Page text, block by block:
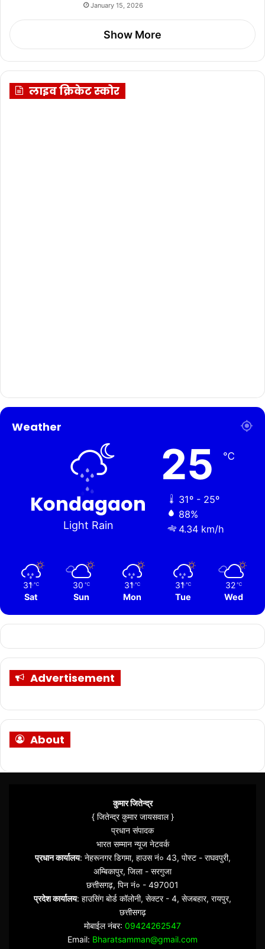
January 15, 2026
Show More
लाइव क्रिकेट स्कोर
Weather
Kondagaon
Light Rain
25 ℃
31º - 25º
88%
4.34 km/h
31 ℃
Sat
30 ℃
Sun
31 ℃
Mon
31 ℃
Tue
32 ℃
Wed
Advertisement
About
कुमार जितेन्द्र
{ जितेन्द्र कुमार जायसवाल }
प्रधान संपादक
भारत सम्मान न्यूज नेटवर्क
प्रधान कार्यालय: नेहरूनगर डिगमा, हाउस नं० 43, पोस्ट - राघवपुरी,
अम्बिकापुर, जिला - सरगुजा
छत्तीसगढ़, पिन नं० - 497001
प्रदेश कार्यालय: हाउसिंग बोर्ड कॉलोनी, सेक्टर - 4, सेजबहार, रायपुर,
छत्तीसगढ़
मोबाईल नंबर: 09424262547
Email: Bharatsamman@gmail.com